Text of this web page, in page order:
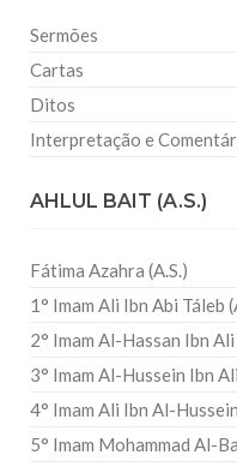
Sermões
Cartas
Ditos
Interpretação e
AHLUL BAIT (A.S.)
Fátima Azahra (A.S.)
1° Imam Ali Ibn Abi Táleb
2° Imam Al-Hassan Ibn Ali
3° Imam Al-Hussein Ibn
4° Imam Ali Ibn Al-
5° Imam Mohammad Al-